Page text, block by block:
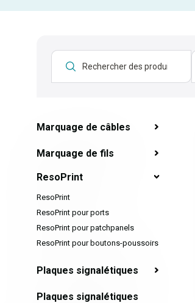
Marquage de câbles
Marquage de fils
ResoPrint
ResoPrint
ResoPrint pour ports
ResoPrint pour patchpanels
ResoPrint pour boutons-poussoirs
Plaques signalétiques
Plaques signalétiques